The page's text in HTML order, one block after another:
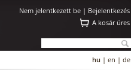
Nem jelentkezett be | Bejelentkezés
A kosár üres
hu | en | de